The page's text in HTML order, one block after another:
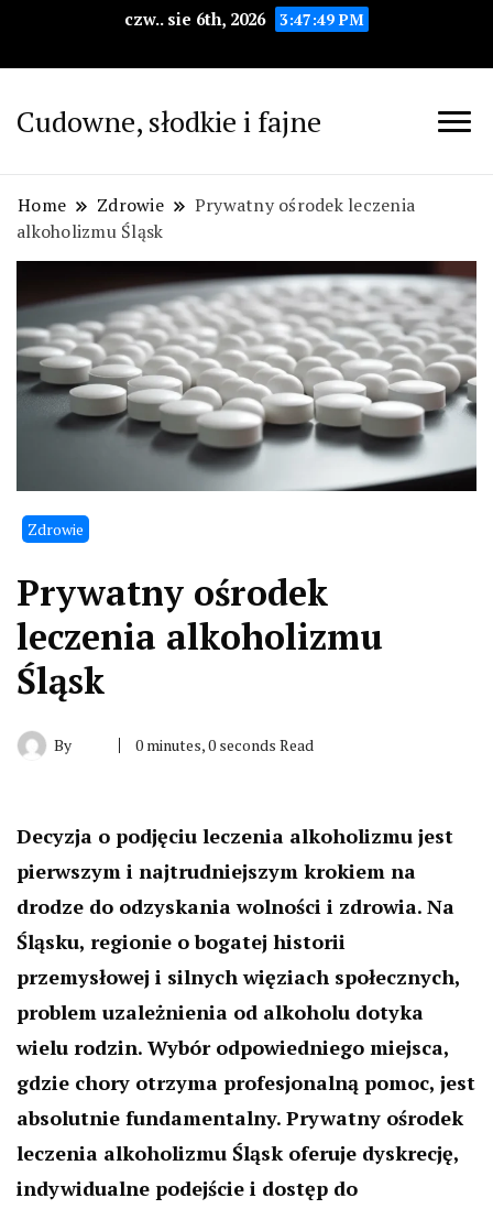
czw.. sie 6th, 2026 3:47:50 PM
Cudowne, słodkie i fajne
Home Zdrowie
Prywatny ośrodek leczenia
alkoholizmu Śląsk
Zdrowie
Prywatny ośrodek
leczenia alkoholizmu
Śląsk
By 0 minutes, 0 seconds Read
Decyzja o podjęciu leczenia alkoholizmu jest
pierwszym i najtrudniejszym krokiem na
drodze do odzyskania wolności i zdrowia. Na
Śląsku, regionie o bogatej historii
przemysłowej i silnych więziach społecznych,
problem uzależnienia od alkoholu dotyka
wielu rodzin. Wybór odpowiedniego miejsca,
gdzie chory otrzyma profesjonalną pomoc, jest
absolutnie fundamentalny. Prywatny ośrodek
leczenia alkoholizmu Śląsk oferuje dyskrecję,
indywidualne podejście i dostęp do